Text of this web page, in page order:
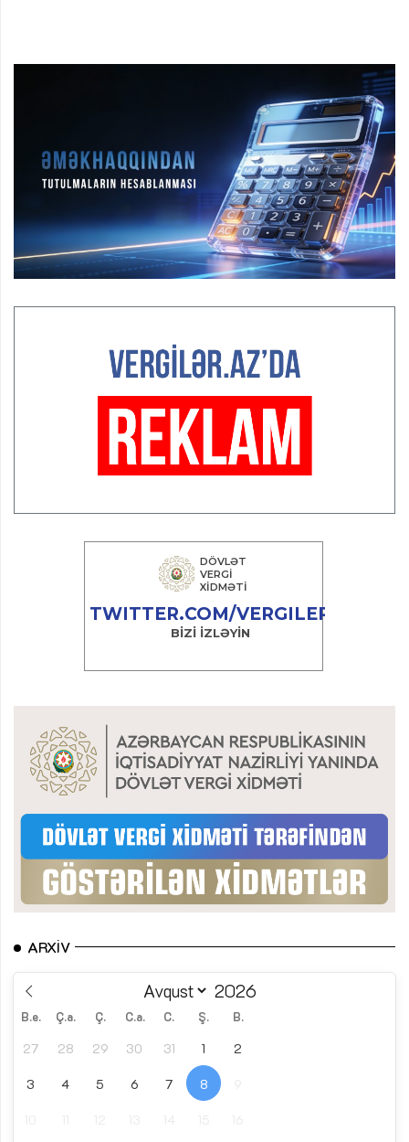
ARXIV
B.e. Ç.a. Ç. C.a. C. Ş. B.
27 28 29 30 31 1 2
3 4 5 6 7 8